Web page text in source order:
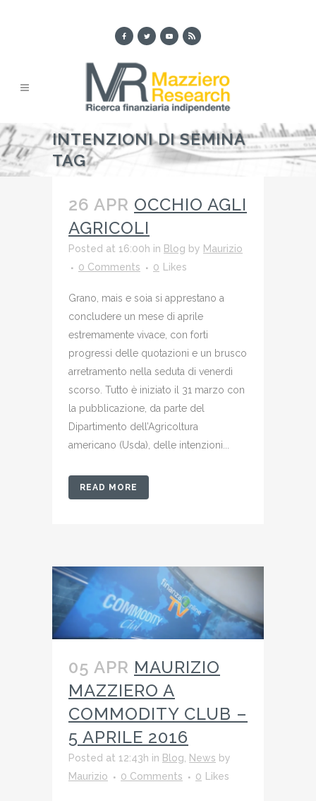
INTENZIONI DI SEMINA
TAG
26 APR OCCHIO AGLI
AGRICOLI
Posted at 16:00h in Blog by Maurizio
0 Comments
0 Likes
Grano, mais e soia si apprestano a
concludere un mese di aprile
estremamente vivace, con forti
progressi delle quotazioni e un brusco
arretramento nella seduta di venerdì
scorso. Tutto è iniziato il 31 marzo con
la pubblicazione, da parte del
Dipartimento dell’Agricoltura
americano (Usda), delle intenzioni...
READ MORE
05 APR MAURIZIO
MAZZIERO A
COMMODITY CLUB –
5 APRILE 2016
Posted at 12:43h in Blog, News by
Maurizio
0 Comments 0 Likes